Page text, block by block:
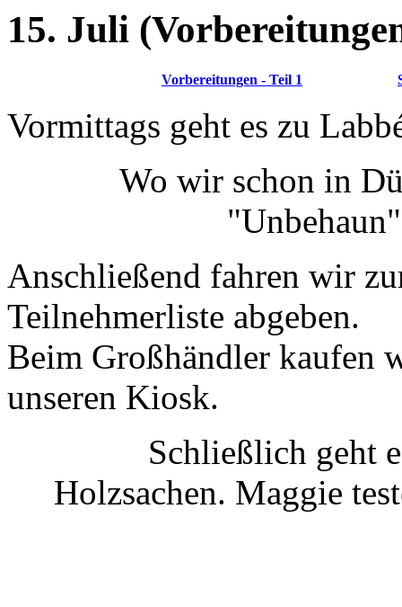
15. Juli
Vorbereitungen - Teil 1
Vormittags geht es zu
Wo wir schon in
Anschließend fahren wir
Teilnehmerliste abgeben.
Beim Großhändler kaufen
unseren Kiosk.
Schließlich geht
Holzsachen. Maggie